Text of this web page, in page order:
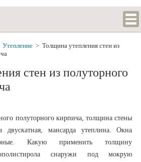
Утепление > Толщина утепления стен из
стен из полуторного
полуторного кирпича, толщина стены
мансарда утеплина. Окна
Какую применить толщину
снаружи под мокрую